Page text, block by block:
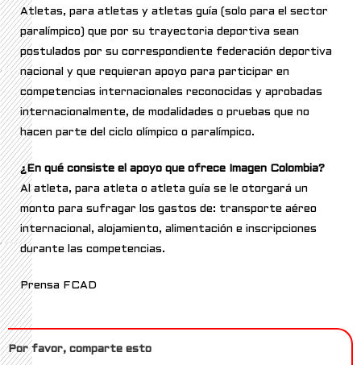
Atletas, para atletas y atletas guía (solo para el sector
paralímpico) que por su trayectoria deportiva sean
postulados por su correspondiente federación deportiva
nacional y que requieran apoyo para participar en
competencias internacionales reconocidas y aprobadas
internacionalmente, de modalidades o pruebas que no
hacen parte del ciclo olímpico o paralímpico.
¿En qué consiste el apoyo que ofrece Imagen Colombia?
Al atleta, para atleta o atleta guía se le otorgará un
monto para sufragar los gastos de: transporte aéreo
internacional, alojamiento, alimentación e inscripciones
durante las competencias.
Prensa FCAD
Por favor, comparte esto